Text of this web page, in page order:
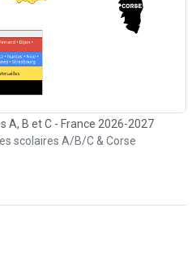
A, B et C - France 2026-2027
scolaires A/B/C & Corse